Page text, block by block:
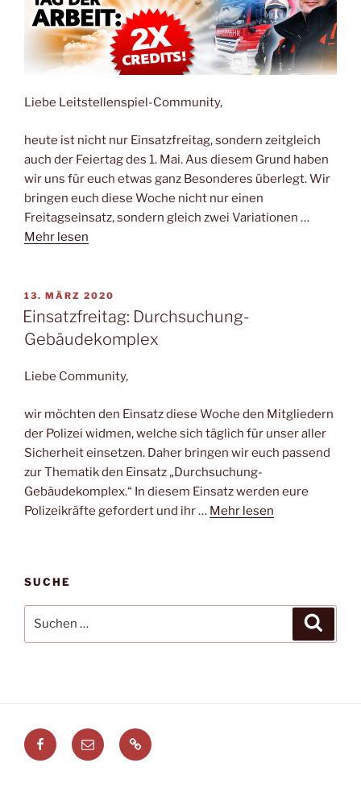
Liebe Leitstellenspiel-Community,
heute ist nicht nur Einsatzfreitag, sondern zeitgleich
auch der Feiertag des 1. Mai. Aus diesem Grund haben
wir uns für euch etwas ganz Besonderes überlegt. Wir
bringen euch diese Woche nicht nur einen
Freitagseinsatz, sondern gleich zwei Variationen …
Mehr lesen
VERÖFFENTLICHT
AM
13. MÄRZ 2020
Einsatzfreitag: Durchsuchung-
Gebäudekomplex
Liebe Community,
wir möchten den Einsatz diese Woche den Mitgliedern
der Polizei widmen, welche sich täglich für unser aller
Sicherheit einsetzen. Daher bringen wir euch passend
zur Thematik den Einsatz „Durchsuchung-
Gebäudekomplex.“ In diesem Einsatz werden eure
Polizeikräfte gefordert und ihr … Mehr lesen
SUCHE
nach:
Facebook
E-
Mail
Leitstellenspiel.de